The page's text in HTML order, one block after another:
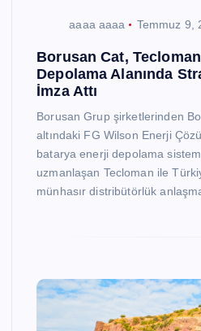
aaaa aaaa Temmuz 9,
Borusan Cat,
Depolama Alanında
İmza Attı
Borusan Grup şirketlerinden
altındaki FG Wilson Enerji
batarya enerji depolama
uzmanlaşan Tecloman ile
münhasır distribütörlük